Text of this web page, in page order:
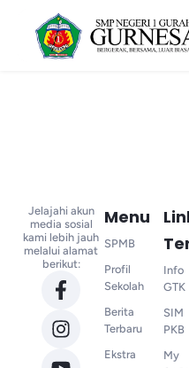
Jelajahi akun
media sosial
kami lebih jauh
melalui alamat
berikut:
Menu
SPMB
Profil
Sekolah
Berita
Terbaru
Ekstra
Info
GTK
SIM
PKB
My